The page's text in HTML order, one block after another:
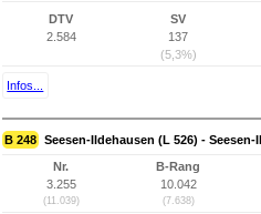
DTV
2.584
SV
137
(5,3%)
Infos...
B 248 Seesen-Ildehausen (L 526) - Seesen-
Nr.
3.255
(11.039)
B-Rang
10.042
(7.638)